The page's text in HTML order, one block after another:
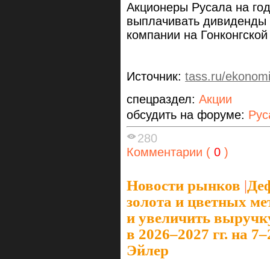
Акционеры Русала на
выплачивать дивиденды
компании на
Источник: tass.ru/
спецраздел: Акции
обсудить на форуме:
280
Комментарии ( 0 )
Новости рынков |
золота и цветных
и увеличить
в 2026–2027 гг. на
Эйлер